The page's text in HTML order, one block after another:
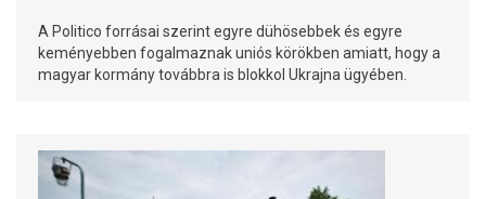
A Politico forrásai szerint egyre dühösebbek és egyre
keményebben fogalmaznak uniós körökben amiatt, hogy a
magyar kormány továbbra is blokkol Ukrajna ügyében.